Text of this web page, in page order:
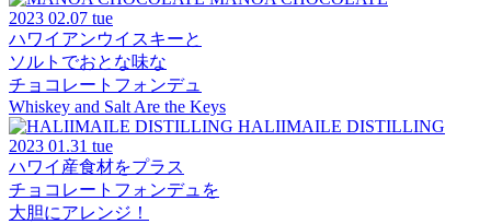
2023 02.07 tue
ハワイアンウイスキーと
ソルトでおとな味な
チョコレートフォンデュ
Whiskey and Salt Are the Keys
HALIIMAILE DISTILLING
2023 01.31 tue
ハワイ産食材をプラス
チョコレートフォンデュを
大胆にアレンジ！